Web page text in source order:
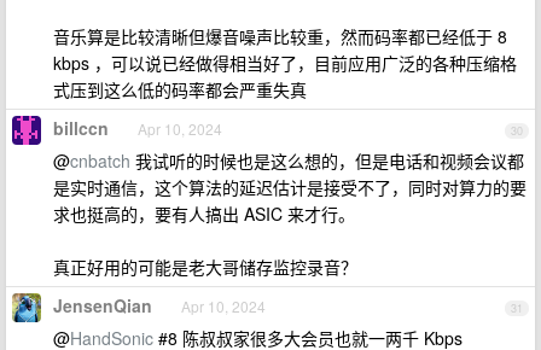
音乐算是比较清晰但爆音噪声比较重，然而码率都已经低于 8
kbps ，可以说已经做得相当好了，目前应用广泛的各种压缩格
式压到这么低的码率都会严重失真
30
billccn Apr 10, 2024
@cnbatch 我试听的时候也是这么想的，但是电话和视频会议都
是实时通信，这个算法的延迟估计是接受不了，同时对算力的要
求也挺高的，要有人搞出 ASIC 来才行。
真正好用的可能是老大哥储存监控录音？
31
JensenQian Apr 10, 2024
@HandSonic #8 陈叔叔家很多大会员也就一两千 Kbps